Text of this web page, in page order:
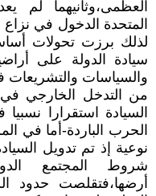
العظمى،وثانيهما لم
المتحدة الدخول في
لذلك برزت تحولات
سيادة الدولة على
والسياسات والتشريعات
من التدخل الخارجي في
السيادة استقرارا
الحرب الباردة-أما في
نوعية إذ تم تدويل
شروط المجتمع
أرضها،فتقلصت حدود